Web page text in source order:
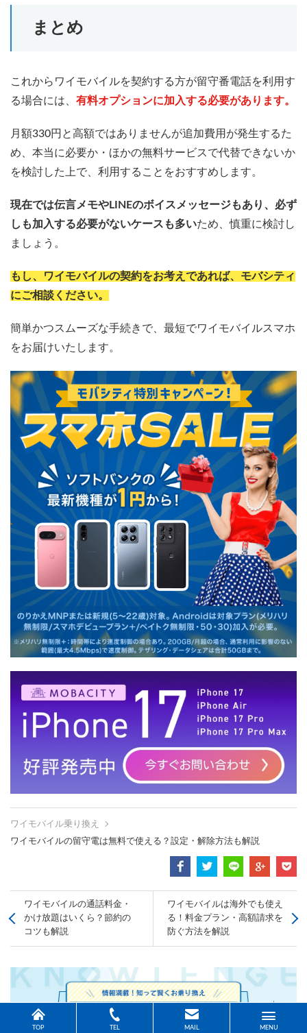
まとめ
これからワイモバイルを契約する方が留守番電話を利用す
る場合には、 有料オプションに加入する必要があります。
月額330円と高額ではありませんが追加費用が発生するた
め、本当に必要か・ほかの無料サービスで代替できないか
を検討した上で、利用することをおすすめします。
現在では伝言メモやLINEのボイスメッセージもあり、必ず
しも加入する必要がないケースも多いため、慎重に検討し
ましょう。
もし、ワイモバイルの契約をお考えであれば、モバシティ
にご相談ください。
簡単かつスムーズな手続きで、最短でワイモバイルスマホ
をお届けいたします。
ワイモバイル乗り換え
ワイモバイルの留守電は無料で使える？設定・解除方法も解説
ワイモバイルの通話料金・
かけ放題はいくら？節約の
コツも解説
ワイモバイルは海外でも使え
る！料金プラン・高額請求を
防ぐ方法を解説
TOP TEL MAIL MENU